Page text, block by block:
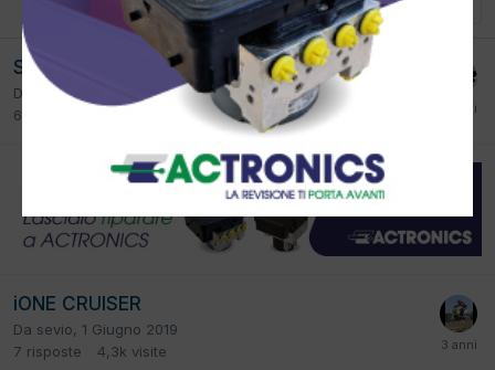
ORDINA PER
Software per Socio X3
Da Pline,
12 Febbraio 2024
6
iONE CRUISER
Da sevio, 1 Giugno 2019
7 risposte 4,3k visite